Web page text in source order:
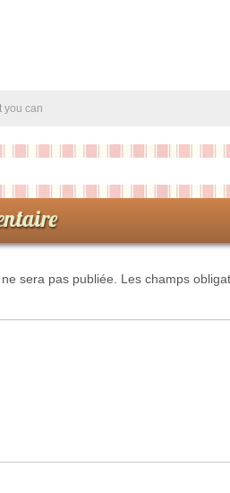
you can
sera pas publiée. Les champs